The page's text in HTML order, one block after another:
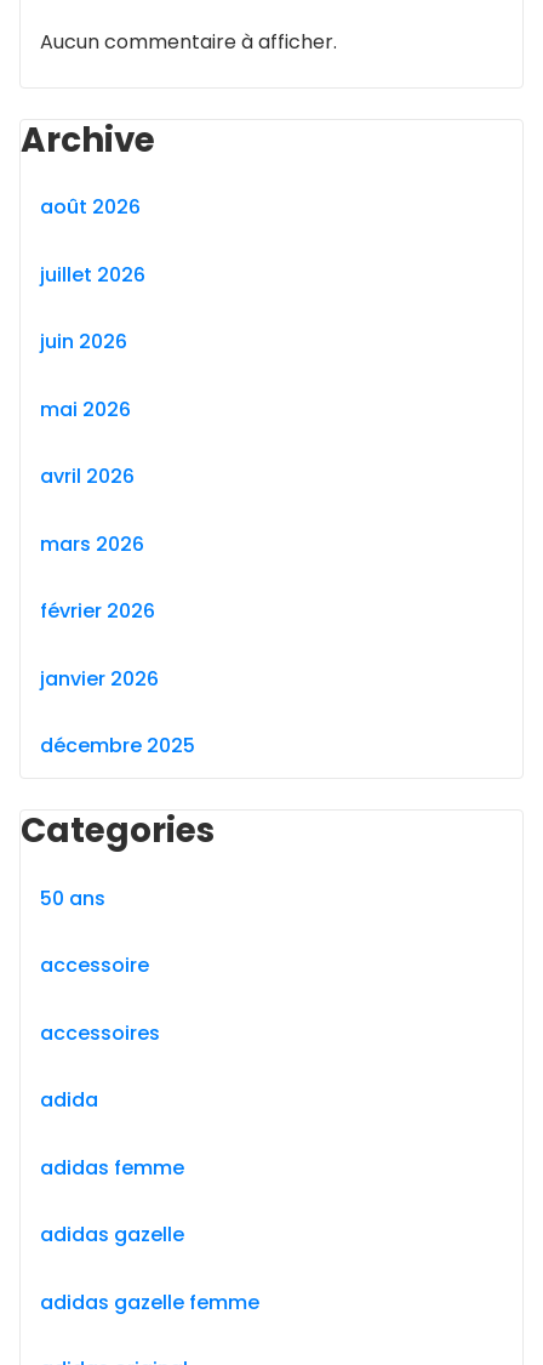
Aucun commentaire à afficher.
Archive
août 2026
juillet 2026
juin 2026
mai 2026
avril 2026
mars 2026
février 2026
janvier 2026
décembre 2025
Categories
50 ans
accessoire
accessoires
adida
adidas femme
adidas gazelle
adidas gazelle femme